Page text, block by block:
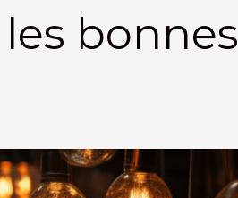
bonnes